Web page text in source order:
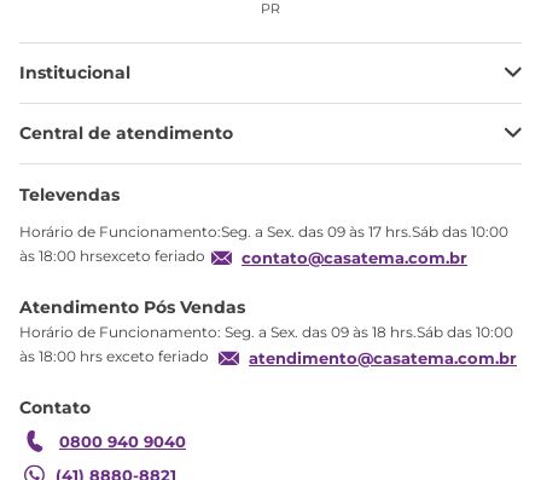
PR
Institucional
Minha Conta
Meus pedidos
Troca
Garantia
Central de atendimento
Ajuda
Televendas
Horário de Funcionamento:Seg. a Sex. das 09 às 17 hrs.Sáb das 10:00
às 18:00 hrsexceto feriado
contato@casatema.com.br
Atendimento Pós Vendas
Horário de Funcionamento: Seg. a Sex. das 09 às 18 hrs.Sáb das 10:00
às 18:00 hrs exceto feriado
atendimento@casatema.com.br
Contato
0800 940 9040
(41) 8880-8821